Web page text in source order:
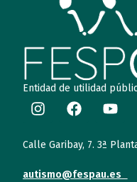
Entidad de utilidad
Calle Garibay, 7. 3ª
autismo@fespau.es